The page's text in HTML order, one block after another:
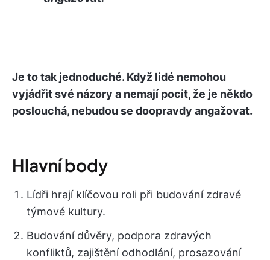
Je to tak jednoduché. Když lidé nemohou
vyjádřit své názory a nemají pocit, že je někdo
poslouchá, nebudou se doopravdy angažovat.
Hlavní body
Lídři hrají klíčovou roli při budování zdravé
týmové kultury.
Budování důvěry, podpora zdravých
konfliktů, zajištění odhodlání, prosazování